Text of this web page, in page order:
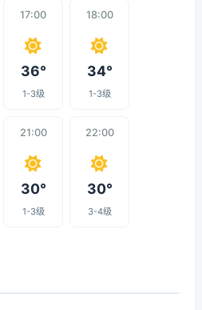
17:00
36°
1-3级
18:00
34°
1-3级
21:00
30°
1-3级
22:00
30°
3-4级